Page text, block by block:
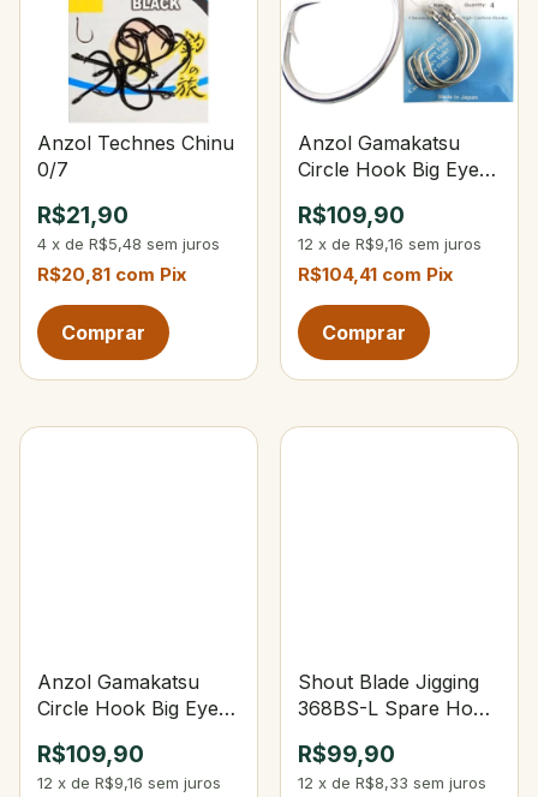
Anzol Technes Chinu
0/7
R$21,90
4 x de R$5,48 sem juros
R$20,81 com Pix
Anzol Gamakatsu
Circle Hook Big Eye
R$109,90
12 x de R$9,16 sem juros
R$104,41 com Pix
Anzol Gamakatsu
Circle Hook Big Eye
R$109,90
12 x de R$9,16 sem juros
Shout Blade Jigging
368BS-L Spare Hook
R$99,90
12 x de R$8,33 sem juros